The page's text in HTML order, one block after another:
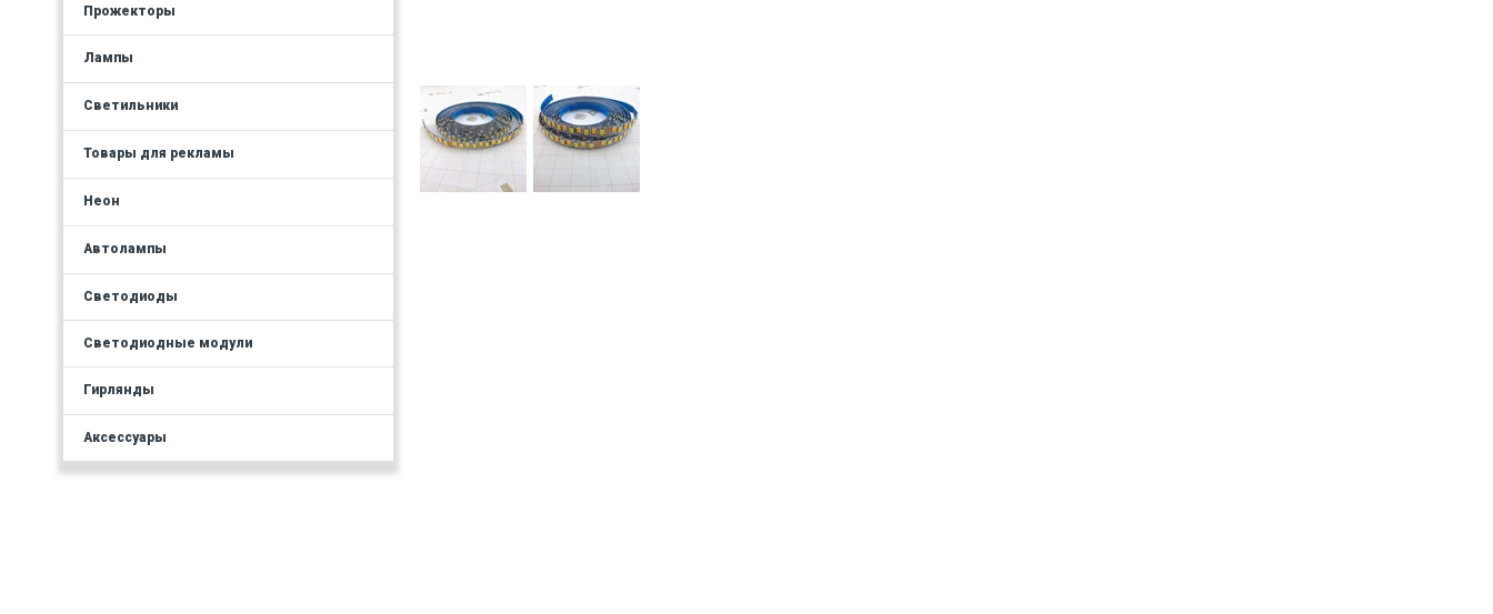
Прожекторы
Лампы
Светильники
Товары для рекламы
Неон
Автолампы
Светодиоды
Светодиодные модули
Гирлянды
Аксессуары